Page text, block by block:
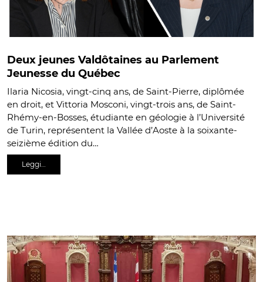
Deux jeunes Valdôtaines au Parlement
Jeunesse du Québec
Ilaria Nicosia, vingt-cinq ans, de Saint-Pierre, diplômée
en droit, et Vittoria Mosconi, vingt-trois ans, de Saint-
Rhémy-en-Bosses, étudiante en géologie à l’Université
de Turin, représentent la Vallée d’Aoste à la soixante-
seizième édition du…
Leggi…